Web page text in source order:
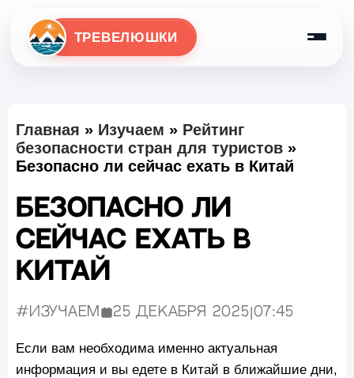
ТРЕВЕЛЮШКИ
Главная » Изучаем » Рейтинг
безопасности стран для туристов »
Безопасно ли сейчас ехать в Китай
Безопасно ли
сейчас ехать в
Китай
#Изучаем Опубликовано:
25 декабря 2025 07:45
Если вам необходима именно актуальная
информация и вы едете в Китай в ближайшие дни,